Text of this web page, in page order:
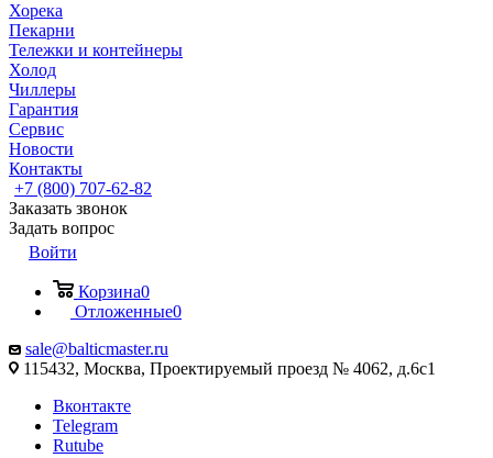
Хорека
Пекарни
Тележки и контейнеры
Холод
Чиллеры
Гарантия
Сервис
Новости
Контакты
+7 (800) 707-62-82
Заказать звонок
Задать вопрос
Войти
Корзина0
Отложенные0
sale@balticmaster.ru
115432, Москва, Проектируемый проезд № 4062, д.6с1
Вконтакте
Telegram
Rutube